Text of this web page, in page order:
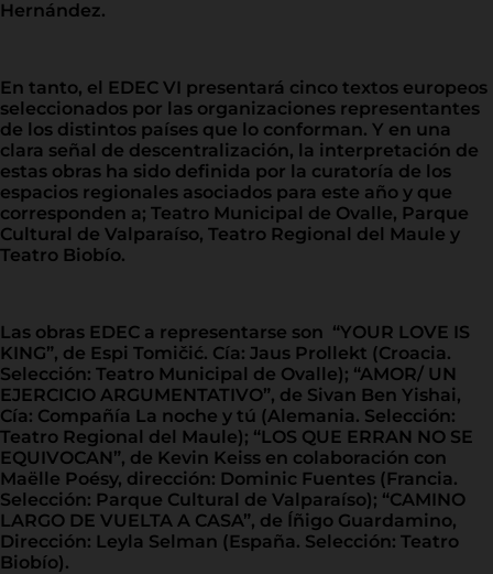
Hernández.
En tanto, el EDEC VI presentará cinco textos europeos
seleccionados por las organizaciones representantes
de los distintos países que lo conforman. Y en una
clara señal de descentralización, la interpretación de
estas obras ha sido definida por la curatoría de los
espacios regionales asociados para este año y que
corresponden a; Teatro Municipal de Ovalle, Parque
Cultural de Valparaíso, Teatro Regional del Maule y
Teatro Biobío.
Las obras EDEC a representarse son “YOUR LOVE IS
KING”, de Espi Tomičić. Cía: Jaus Prollekt (Croacia.
Selección: Teatro Municipal de Ovalle); “AMOR/ UN
EJERCICIO ARGUMENTATIVO”, de Sivan Ben Yishai,
Cía: Compañía La noche y tú (Alemania. Selección:
Teatro Regional del Maule); “LOS QUE ERRAN NO SE
EQUIVOCAN”, de Kevin Keiss en colaboración con
Maëlle Poésy, dirección: Dominic Fuentes (Francia.
Selección: Parque Cultural de Valparaíso); “CAMINO
LARGO DE VUELTA A CASA”, de Íñigo Guardamino,
Dirección: Leyla Selman (España. Selección: Teatro
Biobío).